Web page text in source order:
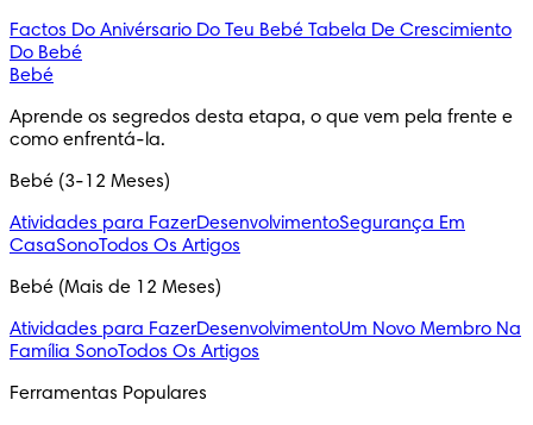
Factos Do Anivérsario Do Teu Bebé Tabela De Crescimiento
Do Bebé
Bebé
Aprende os segredos desta etapa, o que vem pela frente e
como enfrentá-la.
Bebé (3-12 Meses)
Atividades para FazerDesenvolvimentoSegurança Em
CasaSonoTodos Os Artigos
Bebé (Mais de 12 Meses)
Atividades para FazerDesenvolvimentoUm Novo Membro Na
Família SonoTodos Os Artigos
Ferramentas Populares